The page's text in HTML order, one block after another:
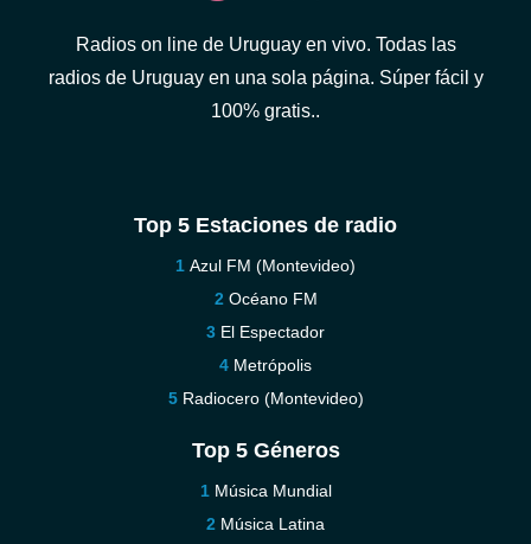
Radios on line de Uruguay en vivo. Todas las
radios de Uruguay en una sola página. Súper fácil y
100% gratis..
Top 5 Estaciones de radio
Azul FM (Montevideo)
Océano FM
El Espectador
Metrópolis
Radiocero (Montevideo)
Top 5 Géneros
Música Mundial
Música Latina